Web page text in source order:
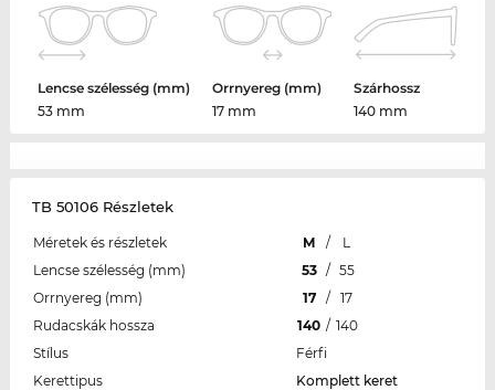
Lencse szélesség (mm)
53 mm
Orrnyereg (mm)
17 mm
Szárhossz
140 mm
TB 50106 Részletek
Méretek és részletek M /
L
Lencse szélesség (mm)
53 / 55
Orrnyereg (mm)
17 /
17
Rudacskák hossza
140 / 140
Stílus
Férfi
Kerettipus
Komplett keret